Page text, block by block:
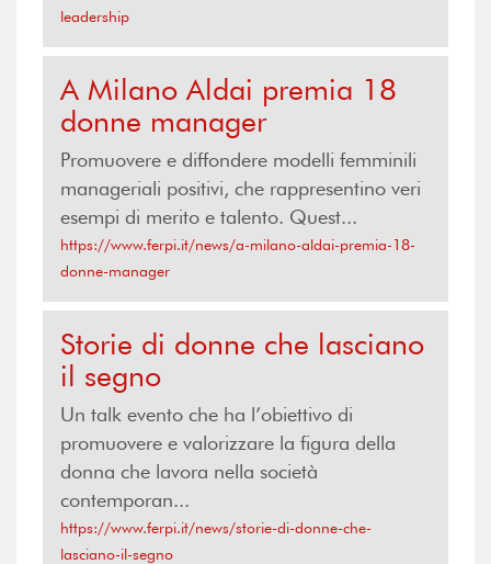
leadership
A Milano Aldai premia 18
donne manager
Promuovere e diffondere modelli femminili
manageriali positivi, che rappresentino veri
esempi di merito e talento. Quest...
https://www.ferpi.it/news/a-milano-aldai-premia-18-
donne-manager
Storie di donne che lasciano
il segno
Un talk evento che ha l’obiettivo di
promuovere e valorizzare la figura della
donna che lavora nella società
contemporan...
https://www.ferpi.it/news/storie-di-donne-che-
lasciano-il-segno